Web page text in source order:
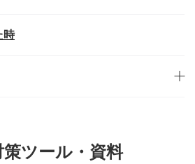
時
策ツール・資料